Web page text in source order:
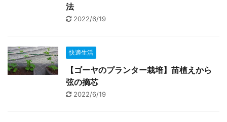
法
2022/6/19
快適生活
【ゴーヤのプランター栽培】苗植えから
弦の摘芯
2022/6/19